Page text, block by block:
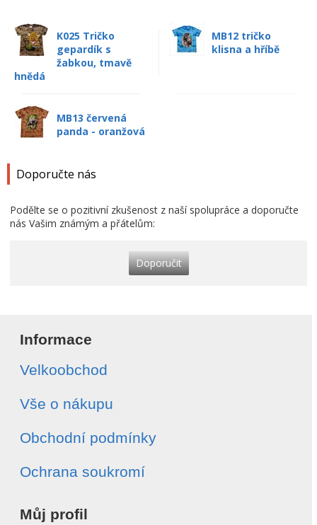
K025 Tričko
gepardík s
žabkou, tmavě
hnědá
MB12 tričko
klisna a hříbě
MB13 červená
panda - oranžová
Doporučte nás
Podělte se o pozitivní zkušenost z naší spolupráce a doporučte
nás Vašim známým a přátelům:
Doporučit
Informace
Velkoobchod
Vše o nákupu
Obchodní podmínky
Ochrana soukromí
Můj profil